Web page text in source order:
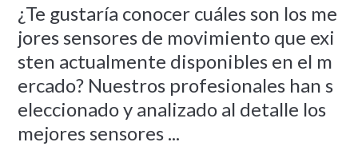
¿Te gustaría conocer cuáles son los me
jores sensores de movimiento que exi
sten actualmente disponibles en el m
ercado? Nuestros profesionales han s
eleccionado y analizado al detalle los
mejores sensores ...